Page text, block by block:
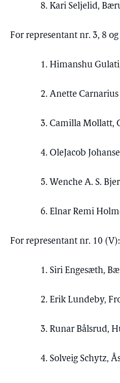
8. Kari Seljelid,
For representant nr. 3, 8 og
1. Himanshu
2. Anette
3. Camilla Mollatt,
4. OleJacob
5. Wenche A. S.
6. Elnar Remi
For representant nr. 10 (V):
1. Siri Engesæth,
2. Erik Lundeby,
3. Runar Bålsrud,
4. Solveig Schytz,